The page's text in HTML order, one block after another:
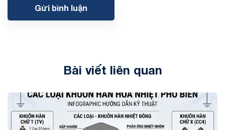
Gửi bình luận
Bài viết liên quan